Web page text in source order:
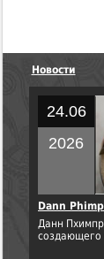
Новости
24.06
2026
Dann
Данн